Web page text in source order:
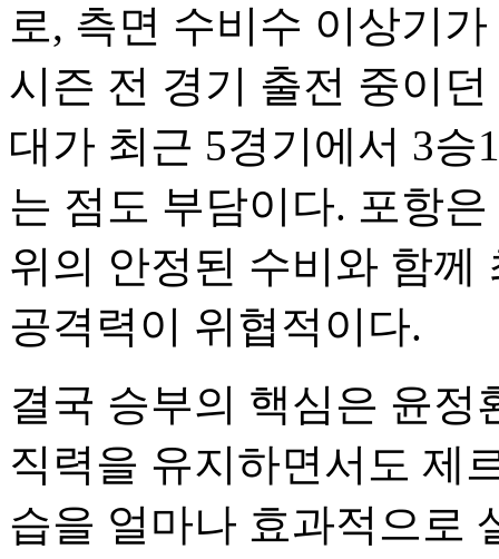
로, 측면 수비수 이상기
시즌 전 경기 출전 중이
대가 최근 5경기에서 3
는 점도 부담이다. 포항
위의 안정된 수비와 함께
공격력이 위협적이다.
결국 승부의 핵심은 윤정
직력을 유지하면서도 제
습을 얼마나 효과적으로